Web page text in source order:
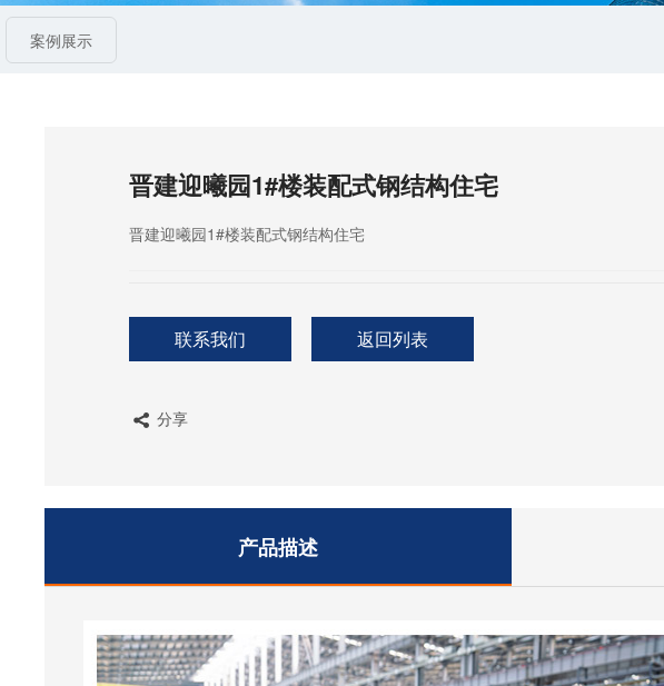
案例展示
晋建迎曦园1#楼装配式钢结构住宅
晋建迎曦园1#楼装配式钢结构住宅
联系我们 返回列表
分享
产品描述